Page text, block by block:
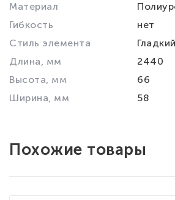
Материал
Гибкость
нет
Стиль элемента
Гладкий
Длина, мм
2440
Высота, мм
66
Ширина, мм
58
Похожие товары